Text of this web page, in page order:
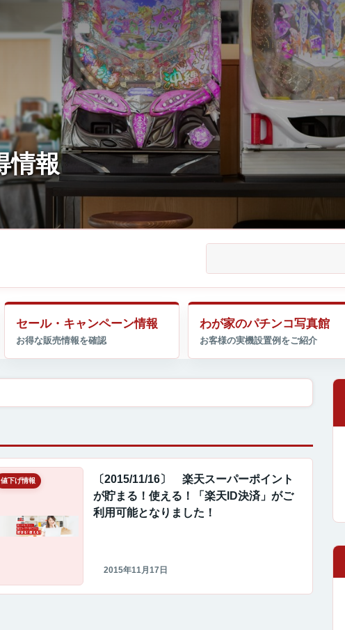
セール・キャンペーン情報 わが家のパチンコ写真館
値下げ情報
〔2015/11/16〕 楽天スーパーポイント
が貯まる！使える！「楽天ID決済」がご
利用可能となりました！
2015年11月17日